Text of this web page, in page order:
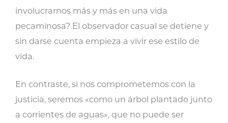
involucrarnos más y más en una vida
pecaminosa? El observador casual se detiene y
sin darse cuenta empieza a vivir ese estilo de
vida.
En contraste, si nos comprometemos con la
justicia, seremos «como un árbol plantado junto
a corrientes de aguas», que no puede ser